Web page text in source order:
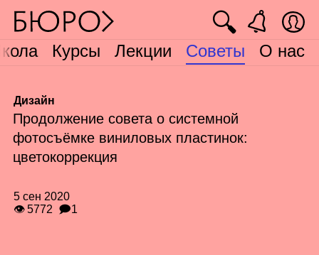
Курсы Лекции Советы О нас
🔍
Дизайн
Продолжение совета о системной
фотосъёмке виниловых пластинок:
цветокоррекция
5 сен 2020
👁 5772 🗩1